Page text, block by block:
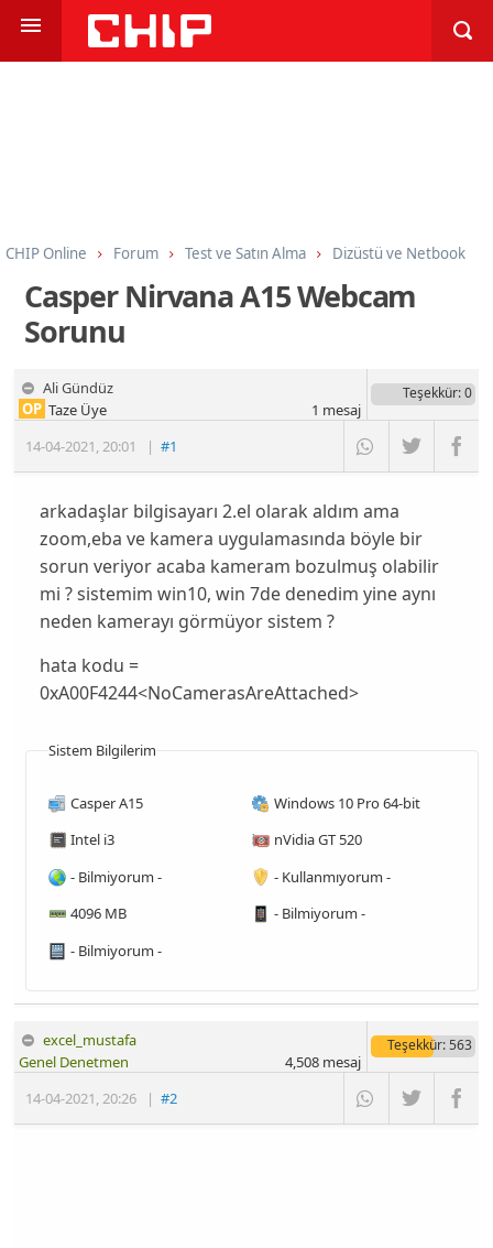
CHIP Online Forum Test ve Satın Alma Dizüstü ve Netbook
Casper Nirvana A15 Webcam
Sorunu
Ali Gündüz
14-04-2021,20:01 |#1
OP Taze Üye
Teşekkür: 0
1 mesaj
arkadaşlar bilgisayarı 2.el olarak aldım ama
zoom,eba ve kamera uygulamasında böyle bir
sorun veriyor acaba kameram bozulmuş olabilir
mi ? sistemim win10, win 7de denedim yine aynı
neden kamerayı görmüyor sistem ?
hata kodu =
0xA00F4244<NoCamerasAreAttached>
Sistem Bilgilerim
Casper A15
Windows 10 Pro 64-bit
Intel i3
nVidia GT 520
- Bilmiyorum -
- Kullanmıyorum -
4096 MB
- Bilmiyorum -
- Bilmiyorum -
excel_mustafa
14-04-2021,20:26 |#2
Genel Denetmen
Teşekkür: 563
4,508mesaj